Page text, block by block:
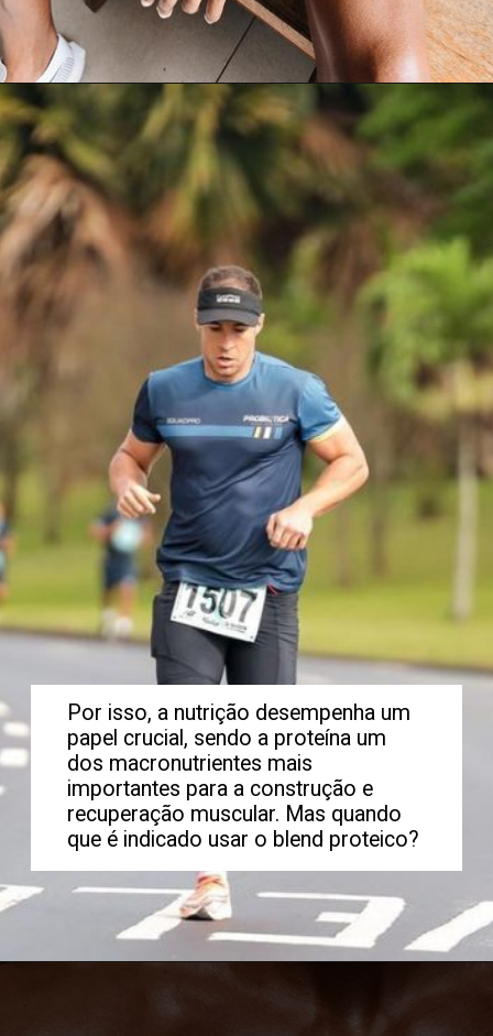
Por isso, a nutrição desempenha um
papel crucial, sendo a proteína um
dos macronutrientes mais
importantes para a construção e
recuperação muscular. Mas quando
que é indicado usar o blend proteico?